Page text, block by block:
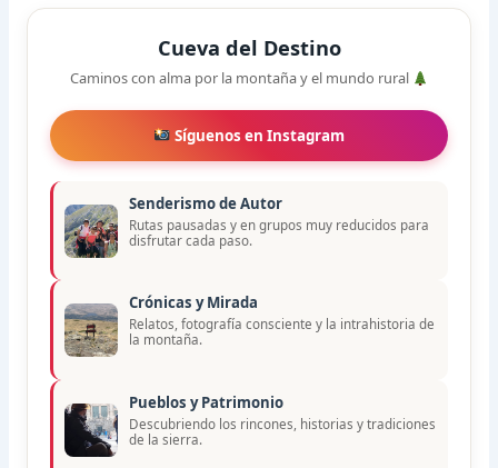
Cueva del Destino
Caminos con alma por la montaña y el mundo rural
Síguenos en Instagram
Senderismo de Autor
Rutas pausadas y en grupos muy reducidos para
disfrutar cada paso.
Crónicas y Mirada
Relatos, fotografía consciente y la intrahistoria de
la montaña.
Pueblos y Patrimonio
Descubriendo los rincones, historias y tradiciones
de la sierra.